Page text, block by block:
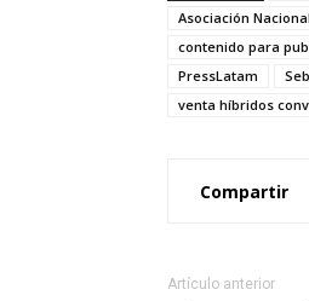
Asociación
contenido para
PressLatam
venta híbridos
Compartir
Artículo anterior